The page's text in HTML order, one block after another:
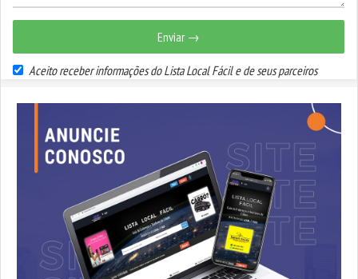
Enviar →
Aceito receber informações do Lista Local Fácil e de seus parceiros